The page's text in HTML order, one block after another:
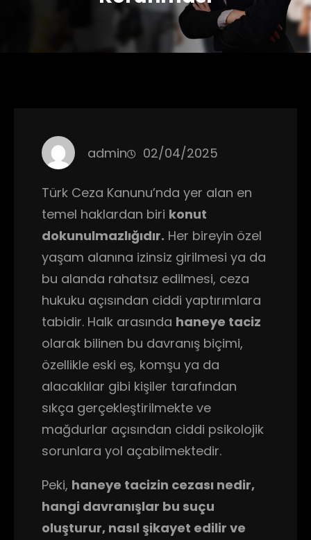
admin 02/04/2025
Türk Ceza Kanunu’nda yer alan en
temel haklardan biri konut
dokunulmazlığıdır. Her bireyin özel
yaşam alanına izinsiz girilmesi ya da
bu alanda rahatsız edilmesi, ceza
hukuku açısından ciddi yaptırımlara
tabidir. Halk arasında haneye taciz
olarak bilinen bu davranış biçimi,
özellikle eski eş, komşu ya da
alacaklılar gibi kişiler tarafından
sıkça gerçekleştirilmekte ve
mağdurlar açısından ciddi psikolojik
sorunlara yol açabilmektedir.
Peki, haneye tacizin cezası nedir,
hangi davranışlar bu suçu
oluşturur, nasıl şikayet edilir ve